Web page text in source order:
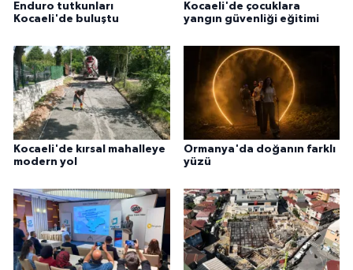
Enduro tutkunları
Kocaeli'de buluştu
Kocaeli'de çocuklara
yangın güvenliği eğitimi
Kocaeli'de kırsal mahalleye
modern yol
Ormanya'da doğanın farklı
yüzü